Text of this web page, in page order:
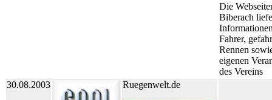
Die
Biberach
Fahrer,
Rennen
eigenen
des Vereins
30.08.2003
Ruegenwelt.de